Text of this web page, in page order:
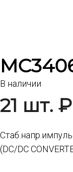
В наличии
21 шт.
(DC/DC